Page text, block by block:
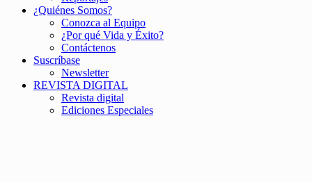
¿Quiénes Somos?
Conozca al Equipo
¿Por qué Vida y Éxito?
Contáctenos
Suscríbase
Newsletter
REVISTA DIGITAL
Revista digital
Ediciones Especiales